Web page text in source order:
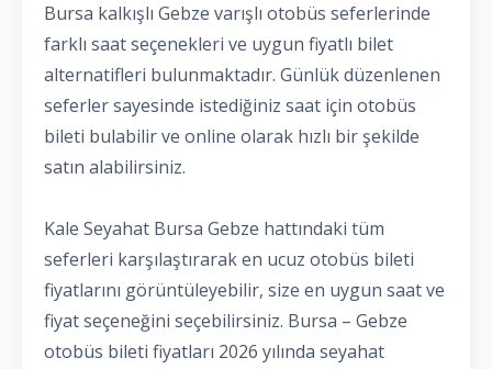
Bursa kalkışlı Gebze varışlı otobüs seferlerinde
farklı saat seçenekleri ve uygun fiyatlı bilet
alternatifleri bulunmaktadır. Günlük düzenlenen
seferler sayesinde istediğiniz saat için otobüs
bileti bulabilir ve online olarak hızlı bir şekilde
satın alabilirsiniz.
Kale Seyahat Bursa Gebze hattındaki tüm
seferleri karşılaştırarak en ucuz otobüs bileti
fiyatlarını görüntüleyebilir, size en uygun saat ve
fiyat seçeneğini seçebilirsiniz. Bursa – Gebze
otobüs bileti fiyatları 2026 yılında seyahat